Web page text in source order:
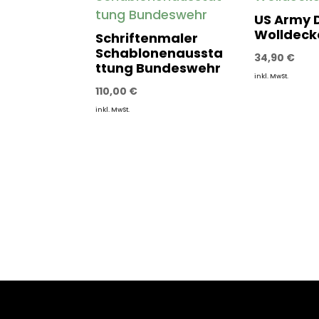
Schriftenmaler
Schablonenaussta
ttung Bundeswehr
110,00 €
inkl. MwSt.
US Army
34,90 €
inkl. MwSt.